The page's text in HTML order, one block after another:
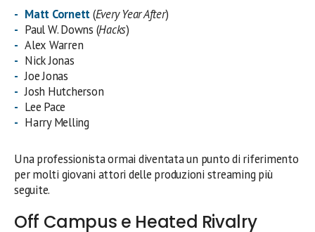
Matt Cornett(Every Year After)
Paul W. Downs (Hacks)
Alex Warren
Nick Jonas
Joe Jonas
Josh Hutcherson
Lee Pace
Harry Melling
Una professionista ormai diventata un punto di riferimento
per molti giovani attori delle produzioni streaming più
seguite.
Off Campus e Heated Rivalry